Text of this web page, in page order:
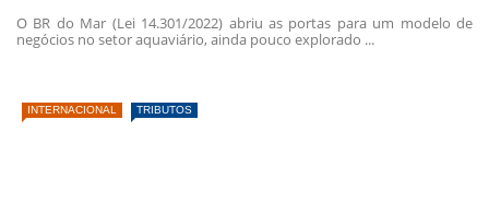
O BR do Mar (Lei 14.301/2022) abriu as portas para um modelo de
negócios no setor aquaviário, ainda pouco explorado ...
INTERNACIONAL TRIBUTOS